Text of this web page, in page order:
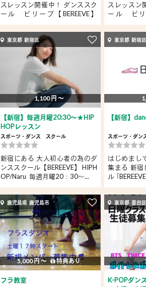
スレッスン開催中！ ダンススク
ール ビリーブ【BEREEVE】
スレッスン
ール ビリ
東京都 新宿区
1,100 円 〜
【新宿】毎週月曜20:30～★HIP
HOPレッスン
スポーツ・ダンス スクール
新宿にある 大人初心者の為のダ
ンススクール【BEREEVE】 HIPH
OP/Naru 毎週月曜20：30～...
東京都 新宿区
【新宿】
スポーツ・ダン
はじめまし
集まる 新宿
ル ｢
鹿児島県 鹿児島市
5,000 円 〜 特典あり
フラ教室
東京都 墨田区
K-POPダン